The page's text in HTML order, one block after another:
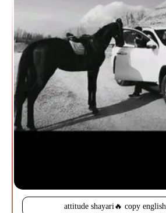
attitude shayari🔥 copy english